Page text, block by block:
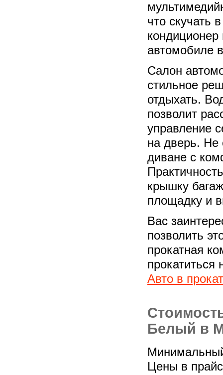
что скучать
кондиционер
автомобиле
Салон
стильное
отдыхать.
позволит
управление
на дверь. Не
диване с
крышку
площадку и
Вас
позволить
прокатная
прокатиться
Авто в прокат
Белый в
Цены в